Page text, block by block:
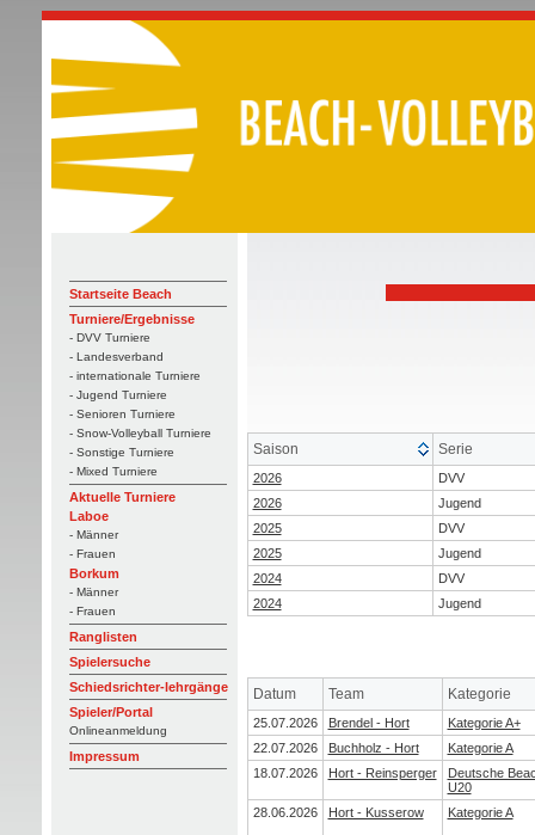
Startseite Beach
Turniere/Ergebnisse
- DVV Turniere
- Landesverband
- internationale Turniere
- Jugend Turniere
- Senioren Turniere
- Snow-Volleyball Turniere
- Sonstige Turniere
- Mixed Turniere
Aktuelle Turniere
Laboe
- Männer
- Frauen
Borkum
- Männer
- Frauen
Ranglisten
Spielersuche
Schiedsrichter-lehrgänge
Spieler/Portal
Onlineanmeldung
Impressum
Saison Serie
2026
DVV
2026
Jugend
2025
DVV
2025
Jugend
2024
DVV
2024
Jugend
Datum Team Kategorie
25.07.2026 Brendel - Hort
Kategorie A+
22.07.2026
Buchholz - Hort
Kategorie A
18.07.2026
Hort - Reinsperger
Deutsche
U20
28.06.2026
Hort - Kusserow Kategorie A